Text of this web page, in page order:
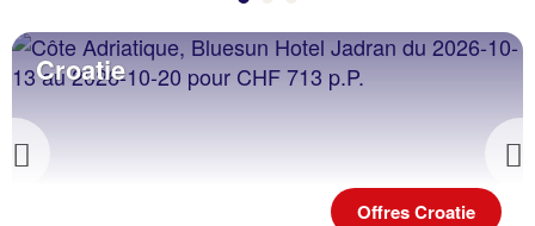
Previous
Croatie
Offres Croatie